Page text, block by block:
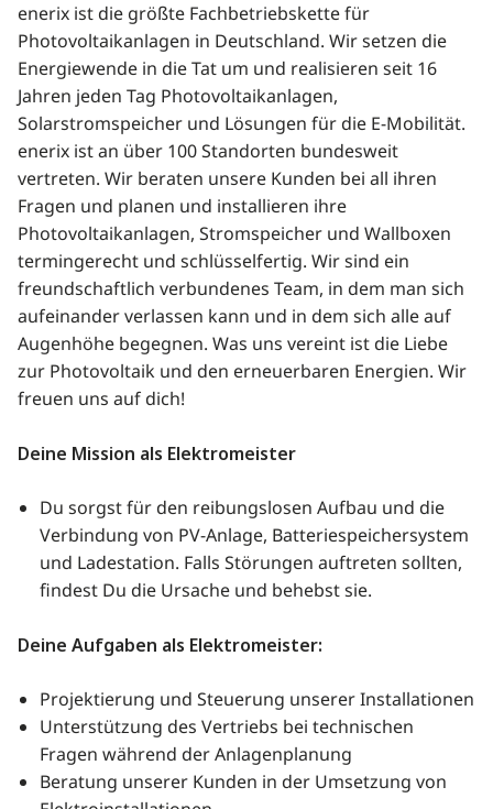
enerix ist die größte Fachbetriebskette für
Photovoltaikanlagen in Deutschland. Wir setzen die
Energiewende in die Tat um und realisieren seit 16
Jahren jeden Tag Photovoltaikanlagen,
Solarstromspeicher und Lösungen für die E-Mobilität.
enerix ist an über 100 Standorten bundesweit
vertreten. Wir beraten unsere Kunden bei all ihren
Fragen und planen und installieren ihre
Photovoltaikanlagen, Stromspeicher und Wallboxen
termingerecht und schlüsselfertig. Wir sind ein
freundschaftlich verbundenes Team, in dem man sich
aufeinander verlassen kann und in dem sich alle auf
Augenhöhe begegnen. Was uns vereint ist die Liebe
zur Photovoltaik und den erneuerbaren Energien. Wir
freuen uns auf dich!
Deine Mission als Elektromeister
Du sorgst für den reibungslosen Aufbau und die
Verbindung von PV-Anlage, Batteriespeichersystem
und Ladestation. Falls Störungen auftreten sollten,
findest Du die Ursache und behebst sie.
Deine Aufgaben als Elektromeister:
Projektierung und Steuerung unserer Installationen
Unterstützung des Vertriebs bei technischen
Fragen während der Anlagenplanung
Beratung unserer Kunden in der Umsetzung von